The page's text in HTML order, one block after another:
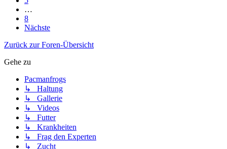
…
8
Nächste
Zurück zur Foren-Übersicht
Gehe zu
Pacmanfrogs
↳ Haltung
↳ Gallerie
↳ Videos
↳ Futter
↳ Krankheiten
↳ Frag den Experten
↳ Zucht